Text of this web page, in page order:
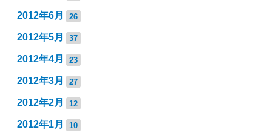
2012年6月 26
2012年5月 37
2012年4月 23
2012年3月 27
2012年2月 12
2012年1月 10